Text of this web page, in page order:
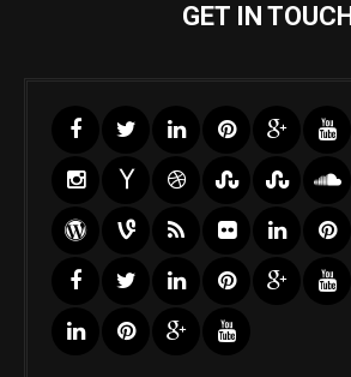
GET IN TOUCH